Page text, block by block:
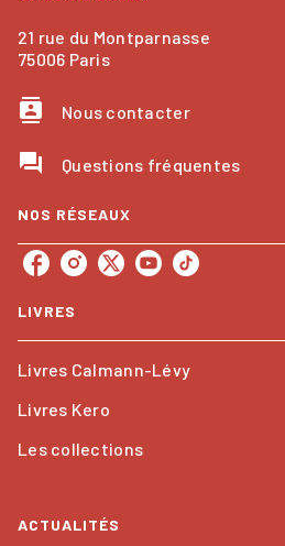
21 rue du Montparnasse
75006 Paris
contacts Nous contacter
question_answer Questions fréquentes
NOS RÉSEAUX
LIVRES
Livres Calmann-Lévy
Livres Kero
Les collections
ACTUALITÉS